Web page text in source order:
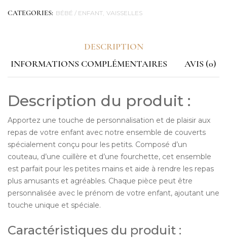
CATEGORIES: BÉBÉ / ENFANT VAISSELLES
DESCRIPTION
INFORMATIONS COMPLÉMENTAIRES
AVIS (0)
Description du produit :
Apportez une touche de personnalisation et de plaisir aux
repas de votre enfant avec notre ensemble de couverts
spécialement conçu pour les petits. Composé d’un
couteau, d’une cuillère et d’une fourchette, cet ensemble
est parfait pour les petites mains et aide à rendre les repas
plus amusants et agréables. Chaque pièce peut être
personnalisée avec le prénom de votre enfant, ajoutant une
touche unique et spéciale.
Caractéristiques du produit :